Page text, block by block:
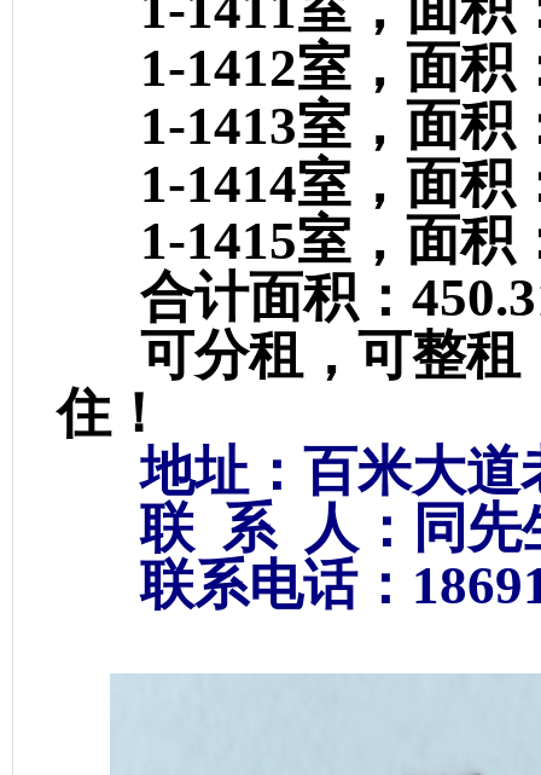
1-1412室，面积
1-1413室，面积
1-1414室，面积
1-1415室，面积
合计面积：
可分租，可整租
住！
地址：百米大道
联 系 人：同先
联系电话：